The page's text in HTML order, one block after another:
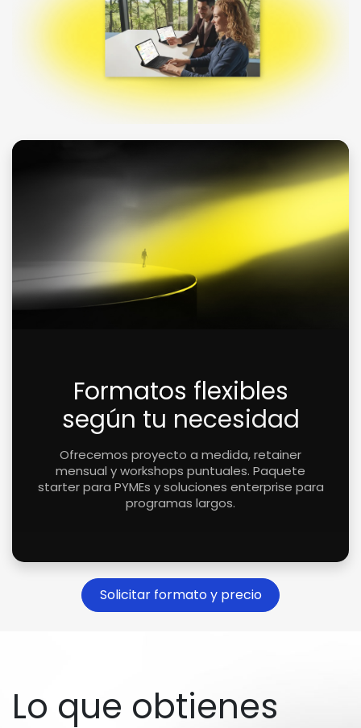
Formatos flexibles
según tu necesidad
Ofrecemos proyecto a medida, retainer
mensual y workshops puntuales. Paquete
starter para PYMEs y soluciones enterprise para
programas largos.
Solicitar formato y precio
Lo que obtienes